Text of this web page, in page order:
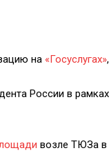
на «Госуслугах»
России в
возле ТЮЗа в